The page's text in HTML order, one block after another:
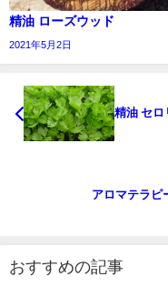
精油 ローズウッド
2021年5月2日
精油 セロ
アロマテラピ
おすすめの記事